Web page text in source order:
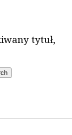
tytuł,